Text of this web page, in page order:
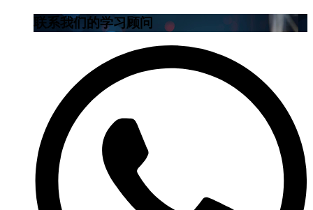
联系我们的学习顾问